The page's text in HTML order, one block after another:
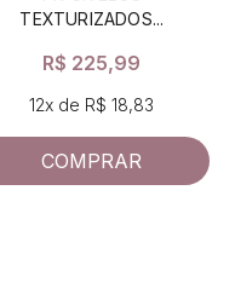
TEXTURIZADOS...
R$ 225,99
12x de R$ 18,83
COMPRAR